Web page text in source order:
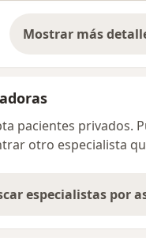
Mostrar mássobre la
pacientes privados.
otro especialista
especialistas por